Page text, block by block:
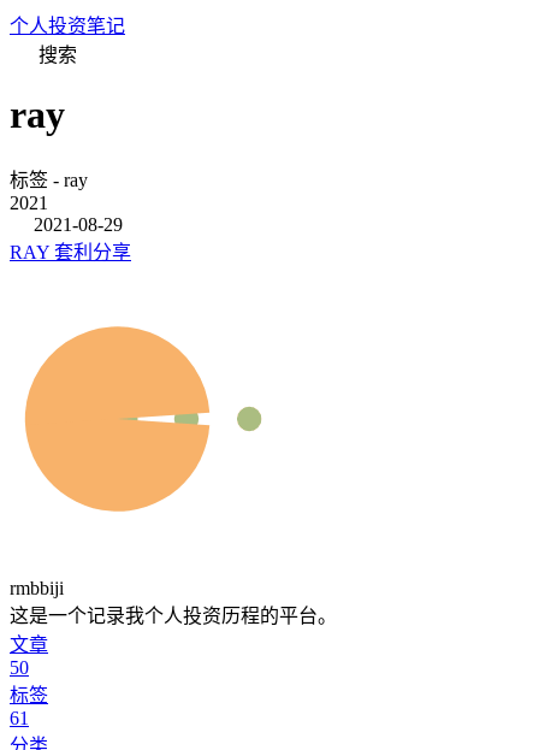
个人投资笔记
搜索
ray
标签 - ray
2021
2021-08-29
RAY 套利分享
rmbbiji
这是一个记录我个人投资历程的平台。
文章
50
标签
61
分类